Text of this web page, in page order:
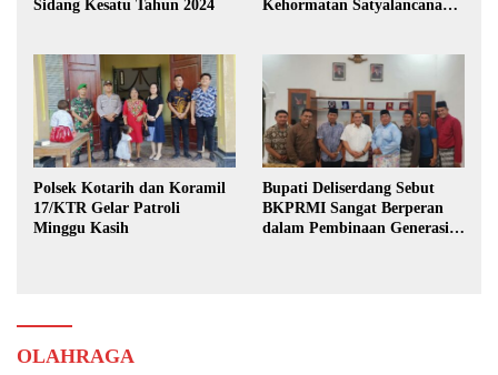
Sidang Kesatu Tahun 2024
Kehormatan Satyalancana
Polsek Kotarih dan Koramil
17/KTR Gelar Patroli
Minggu Kasih
Bupati Deliserdang Sebut
BKPRMI Sangat Berperan
dalam Pembinaan Generasi
OLAHRAGA